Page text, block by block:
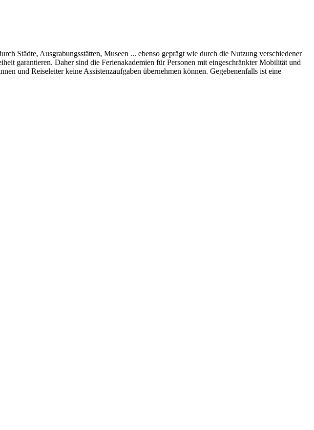
Städte, Ausgrabungsstätten, Museen ... ebenso geprägt wie durch die Nutzung verschiedener
garantieren. Daher sind die Ferienakademien für Personen mit eingeschränkter Mobilität und
und Reiseleiter keine Assistenzaufgaben übernehmen können. Gegebenenfalls ist eine